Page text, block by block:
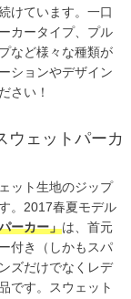
けています。一口
カータイプ、プル
など様々な種類が
ションやデザイン
さい！
ウェットパーカ
ット生地のジップ
。2017春夏モデル
ーカー」は、首元
付き（しかもスパ
ズだけでなくレデ
です。スウェット